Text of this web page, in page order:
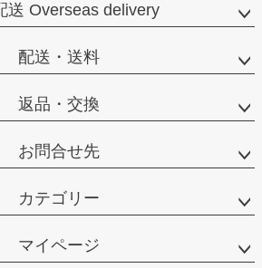
送 Overseas delivery
配送・送料
返品・交換
お問合せ先
カテゴリー
マイページ